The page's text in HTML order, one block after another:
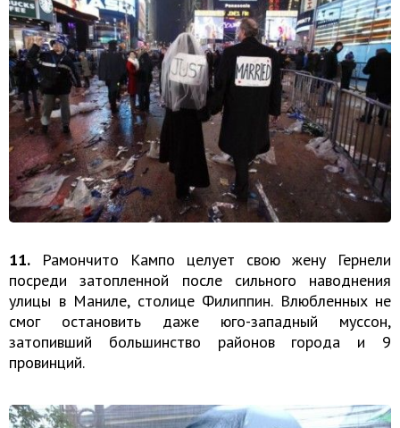
11. Рамончито Кампо целует свою жену Гернели
посреди затопленной после сильного наводнения
улицы в Маниле, столице Филиппин. Влюбленных не
смог остановить даже юго-западный муссон,
затопивший большинство районов города и 9
провинций.